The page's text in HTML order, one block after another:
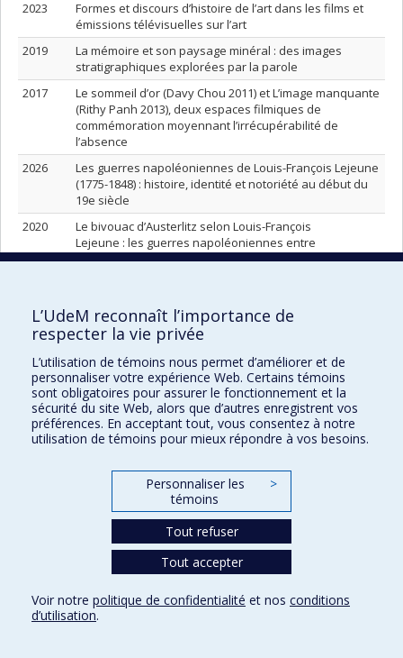
2023
Formes et discours d’histoire de l’art dans les films et
émissions télévisuelles sur l’art
2019
La mémoire et son paysage minéral : des images
stratigraphiques explorées par la parole
2017
Le sommeil d’or (Davy Chou 2011) et L’image manquante
(Rithy Panh 2013), deux espaces filmiques de
commémoration moyennant l’irrécupérabilité de
l’absence
2026
Les guerres napoléoniennes de Louis-François Lejeune
(1775-1848) : histoire, identité et notoriété au début du
19e siècle
2020
Le bivouac d’Austerlitz selon Louis-François
Lejeune : les guerres napoléoniennes entre
construction identitaire et construction historique
Georgina de Albuquerque
2020
«Nous les hibakushas de Tchernobyl» : la pratique
photographique de Kazuma Obara en régime
numérique
1990
Les paradoxes de la photographie
2015
Le rôle des festivals de cinéma internationaux dans
l&apos;émergence du cinéma iranien
Système lectoriel de reconstruction temporelle dans la
bande dessinée
Les artistes artificiels de Human Study 1:
l&apos;automatisation en art actuel
Le tableau vivant comme dispositif interartial et
stratégie opacifiante : le cas de Tableaux de Claudie
2009
La Russie souterraine : l&apos;émergence de
L’UdeM reconnaît l’importance de
respecter la vie privée
L’utilisation de témoins nous permet d’améliorer et de
personnaliser votre expérience Web. Certains témoins
sont obligatoires pour assurer le fonctionnement et la
sécurité du site Web, alors que d’autres enregistrent vos
préférences. En acceptant tout, vous consentez à notre
utilisation de témoins pour mieux répondre à vos besoins.
Personnaliser les
témoins
>
Tout refuser
Tout accepter
Voir notre politique de confidentialité et nos conditions
d’utilisation.